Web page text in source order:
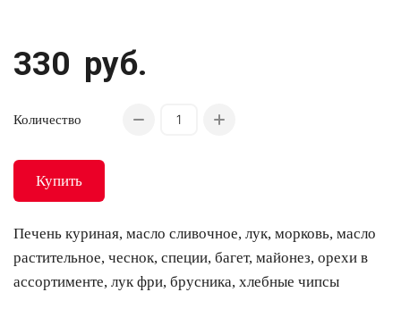
330 руб.
Количество
Купить
Печень куриная, масло сливочное, лук, морковь, масло
растительное, чеснок, специи, багет, майонез, орехи в
ассортименте, лук фри, брусника, хлебные чипсы